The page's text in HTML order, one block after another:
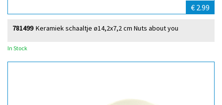
€ 2.99
Keramiek schaaltje ø14,2x7,2 cm Nuts about you
781499
In Stock